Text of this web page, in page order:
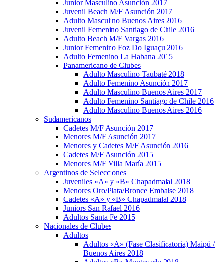
Junior Masculino Asunción 2017
Juvenil Beach M/F Asunción 2017
Adulto Masculino Buenos Aires 2016
Juvenil Femenino Santiago de Chile 2016
Adulto Beach M/F Vargas 2016
Junior Femenino Foz Do Iguaçu 2016
Adulto Femenino La Habana 2015
Panamericano de Clubes
Adulto Masculino Taubaté 2018
Adulto Femenino Asunción 2017
Adulto Masculino Buenos Aires 2017
Adulto Femenino Santiago de Chile 2016
Adulto Masculino Buenos Aires 2016
Sudamericanos
Cadetes M/F Asunción 2017
Menores M/F Asunción 2017
Menores y Cadetes M/F Asunción 2016
Cadetes M/F Asunción 2015
Menores M/F Villa María 2015
Argentinos de Selecciones
Juveniles «A» y «B» Chapadmalal 2018
Menores Oro/Plata/Bronce Embalse 2018
Cadetes «A» y «B» Chapadmalal 2018
Juniors San Rafael 2016
Adultos Santa Fe 2015
Nacionales de Clubes
Adultos
Adultos «A» (Fase Clasificatoria) Maipú /
Buenos Aires 2018